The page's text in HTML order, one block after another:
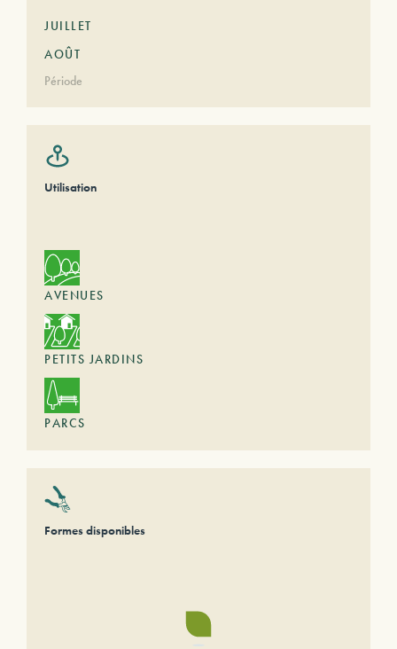
JUILLET
AOÛT
Période
Utilisation
AVENUES
PETITS JARDINS
PARCS
Formes disponibles